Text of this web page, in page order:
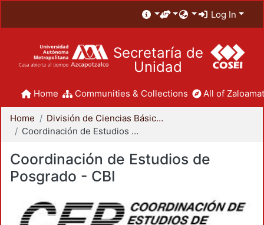
Log In
Secretaría de
Unidad
Home Communities & Collections All of
Home
División de Ciencias Básicas e Ingeniería
Coordinación de Estudios de Posgrado - CBI
Coordinación de Estudios de
Posgrado - CBI